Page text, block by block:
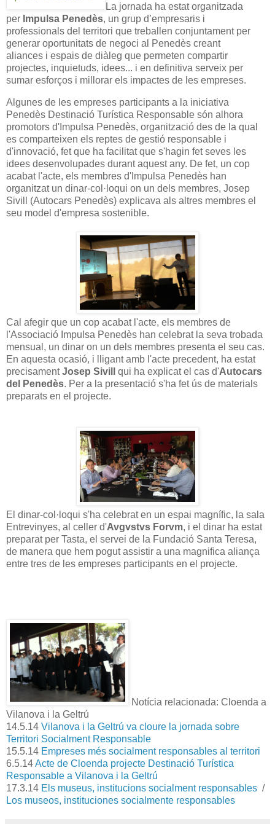
La jornada ha estat organitzada
per Impulsa Penedès, un grup d’empresaris i
professionals del territori que treballen conjuntament per
generar oportunitats de negoci al Penedès creant
aliances i espais de diàleg que permeten compartir
projectes, inquietuds, idees... i en definitiva serveix per
sumar esforços i millorar els impactes de les empreses.
Algunes de les empreses participants a la iniciativa
Penedès Destinació Turística Responsable són alhora
promotors d'Impulsa Penedès, organització des de la qual
es comparteixen els reptes de gestió responsable i
d'innovació, fet que ha facilitat que s'hagin fet seves les
idees desenvolupades durant aquest any. De fet, un cop
acabat l'acte, els membres d'Impulsa Penedès han
organitzat un dinar-col·loqui on un dels membres, Josep
Sivill (Autocars Penedès) explicava als altres membres el
seu model d'empresa sostenible.
Cal afegir que un cop acabat l'acte, els membres de
l'Associació Impulsa Penedès han celebrat la seva trobada
mensual, un dinar on un dels membres presenta el seu cas.
En aquesta ocasió, i lligant amb l'acte precedent, ha estat
precisamentJosep Sivill qui ha explicat el cas d'Autocars
del Penedès. Per a la presentació s'ha fet ús de materials
preparats en el projecte.
El dinar-col·loqui s'ha celebrat en un espai magnífic, la sala
Entrevinyes, al celler d'Avgvstvs Forvm, i el dinar ha estat
preparat per Tasta, el servei de la Fundació Santa Teresa,
de manera que hem pogut assistir a una magnifica aliança
entre tres de les empreses participants en el projecte.
Notícia relacionada: Cloenda a
Vilanova i la Geltrú
14.5.14 Vilanova i la Geltrú va cloure la jornada sobre
Territori Socialment Responsable
15.5.14 Empreses més socialment responsables al territori
6.5.14Acte de Cloenda projecte Destinació Turística
Responsable a Vilanova i la Geltrú
17.3.14 Els museus, institucions socialment responsables /
Los museos, instituciones socialmente responsables